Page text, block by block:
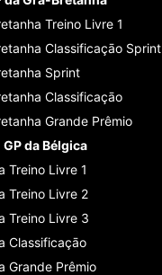
Treino Livre 1
Classificaçāo Sprint
Sprint
Classificaçāo
Grande Prêmio
GP da Bélgica
Treino Livre 1
Treino Livre 2
Treino Livre 3
Classificaçāo
Grande Prêmio